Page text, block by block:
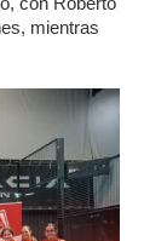
mientras